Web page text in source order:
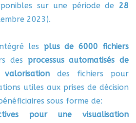
sur une période de 28
2023).
les plus de 6000 fichiers
des processus automatisés de
des fichiers pour
utiles aux prises de décision
sous forme de:
pour une visualisation